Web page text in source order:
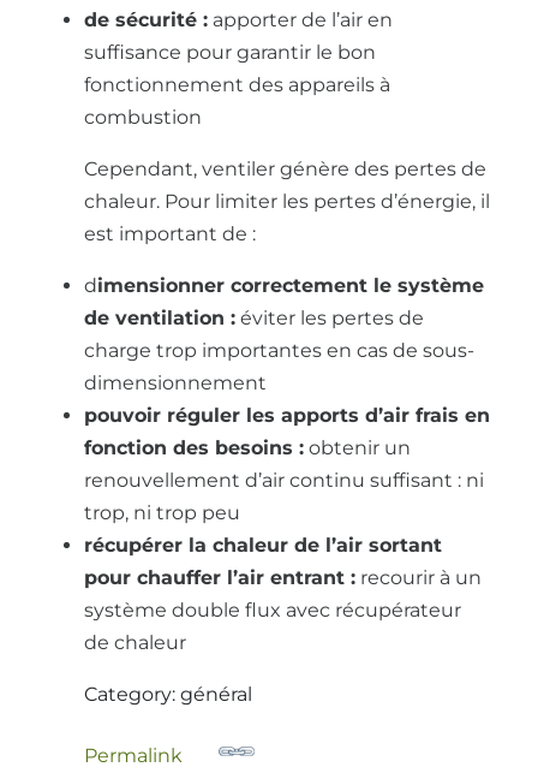
de sécurité : apporter de l’air en
suffisance pour garantir le bon
fonctionnement des appareils à
combustion
Cependant, ventiler génère des pertes de
chaleur. Pour limiter les pertes d’énergie, il
est important de :
dimensionner correctement le système
de ventilation : éviter les pertes de
charge trop importantes en cas de sous-
dimensionnement
pouvoir réguler les apports d’air frais en
fonction des besoins : obtenir un
renouvellement d’air continu suffisant : ni
trop, ni trop peu
récupérer la chaleur de l’air sortant
pour chauffer l’air entrant : recourir à un
système double flux avec récupérateur
de chaleur
Category: général
Permalink